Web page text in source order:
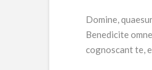
Domine,
Benedicite
cognoscant te,